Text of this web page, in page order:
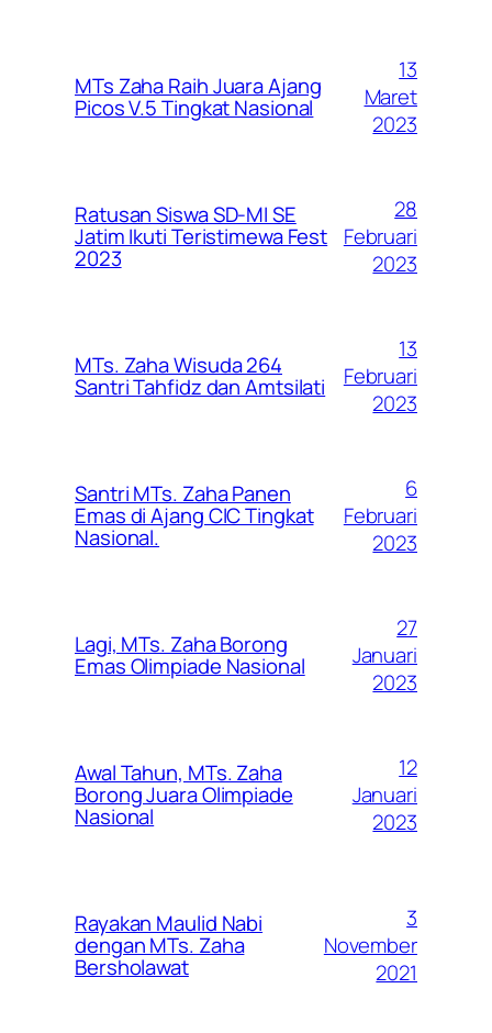
MTs Zaha Raih Juara Ajang
Picos V.5 Tingkat Nasional
13
Maret
2023
Ratusan Siswa SD-MI SE
Jatim Ikuti Teristimewa Fest
2023
28
Februari
2023
MTs. Zaha Wisuda 264
Santri Tahfidz dan Amtsilati
13
Februari
2023
Santri MTs. Zaha Panen
Emas di Ajang CIC Tingkat
Nasional.
6
Februari
2023
Lagi, MTs. Zaha Borong
Emas Olimpiade Nasional
27
Januari
2023
Awal Tahun, MTs. Zaha
Borong Juara Olimpiade
Nasional
12
Januari
2023
Rayakan Maulid Nabi
dengan MTs. Zaha
Bersholawat
3
November
2021